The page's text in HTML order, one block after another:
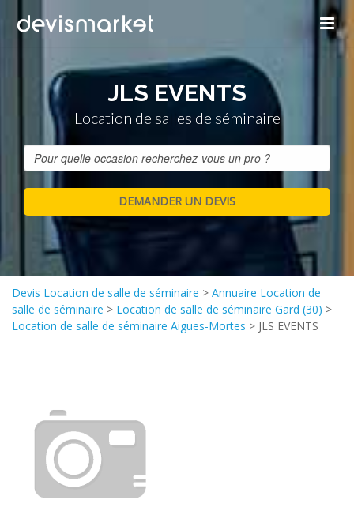
JLS EVENTS
Location de salles de séminaire
Devis Location de salle de séminaire > Annuaire Location de
salle de séminaire > Location de salle de séminaire Gard (30) >
Location de salle de séminaire Aigues-Mortes > JLS EVENTS